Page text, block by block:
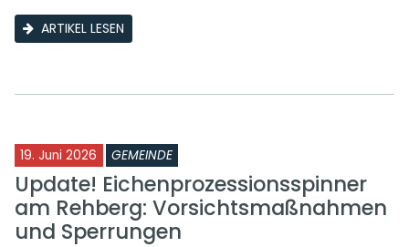
ARTIKEL LESEN
19. Juni 2026 GEMEINDE
Update! Eichenprozessionsspinner
am Rehberg: Vorsichtsmaßnahmen
und Sperrungen